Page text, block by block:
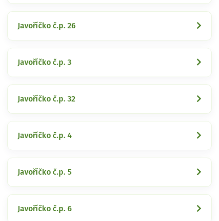
Javoříčko č.p. 26
Javoříčko č.p. 3
Javoříčko č.p. 32
Javoříčko č.p. 4
Javoříčko č.p. 5
Javoříčko č.p. 6